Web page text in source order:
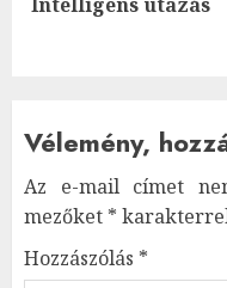
Vélemény,
Az e-mail címet
mezőket *
Hozzászólás *